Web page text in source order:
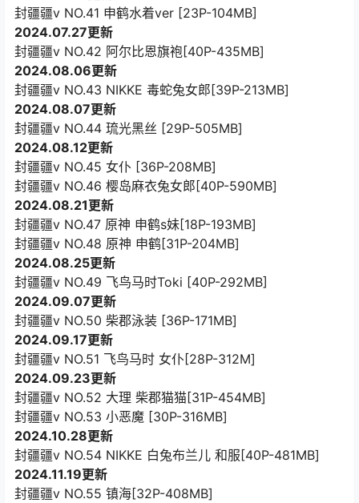
封疆疆v NO.41 申鹤水着ver [23P-104MB]
2024.07.27更新
封疆疆v NO.42 阿尔比恩旗袍[40P-435MB]
2024.08.06更新
封疆疆v NO.43 NIKKE 毒蛇兔女郎[39P-213MB]
2024.08.07更新
封疆疆v NO.44 琉光黑丝 [29P-505MB]
2024.08.12更新
封疆疆v NO.45 女仆 [36P-208MB]
封疆疆v NO.46 樱岛麻衣兔女郎[40P-590MB]
2024.08.21更新
封疆疆v NO.47 原神 申鹤s妹[18P-193MB]
封疆疆v NO.48 原神 申鹤[31P-204MB]
2024.08.25更新
封疆疆v NO.49 飞鸟马时Toki [40P-292MB]
2024.09.07更新
封疆疆v NO.50 柴郡泳装 [36P-171MB]
2024.09.17更新
封疆疆v NO.51 飞鸟马时 女仆[28P-312M]
2024.09.23更新
封疆疆v NO.52 大理 柴郡猫猫[31P-454MB]
封疆疆v NO.53 小恶魔 [30P-316MB]
2024.10.28更新
封疆疆v NO.54 NIKKE 白兔布兰儿 和服[40P-481MB]
2024.11.19更新
封疆疆v NO.55 镇海[32P-408MB]